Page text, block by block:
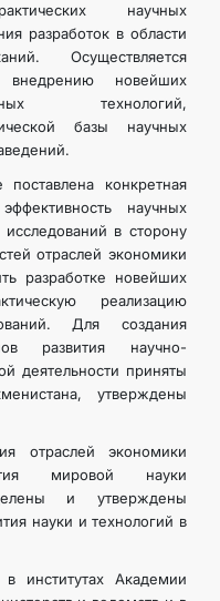
научных
разработок в области
Осуществляется
новейших
технологий,
базы научных
конкретная
научных
исследований в сторону
отраслей экономики
разработке новейших
реализацию
Для создания
развития научно-
деятельности приняты
утверждены
отраслей экономики
мировой науки
и утверждены
науки и технологий в
институтах Академии